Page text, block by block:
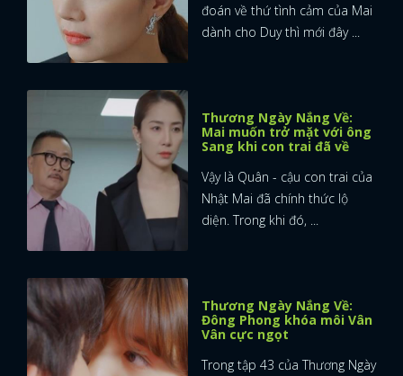
đoán về thứ tình cảm của Mai
dành cho Duy thì mới đây ...
Thương Ngày Nắng Về:
Mai muốn trở mặt với ông
Sang khi con trai đã về
Vậy là Quân - cậu con trai của
Nhật Mai đã chính thức lộ
diện. Trong khi đó, ...
Thương Ngày Nắng Về:
Đông Phong khóa môi Vân
Vân cực ngọt
Trong tập 43 của Thương Ngày